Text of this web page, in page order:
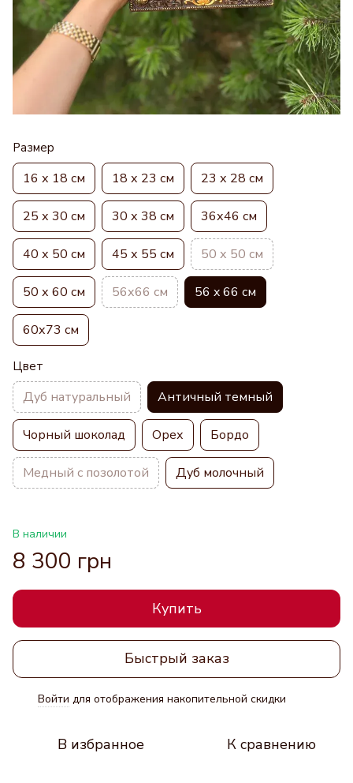
Размер
16 х 18 см 18 х 23 см 23 х 28 см
25 х 30 см 30 х 38 см 36х46 см
40 х 50 см 45 х 55 см 50 х 50 см
50 х 60 см 56х66 см 56 x 66 см
60х73 см
Цвет
Дуб натуральный Античный темный
Чорный шоколад Орех Бордо
Медный с позолотой Дуб молочный
В наличии
8 300 грн
Купить
Быстрый заказ
Войти для отображения накопительной скидки
В избранное К сравнению